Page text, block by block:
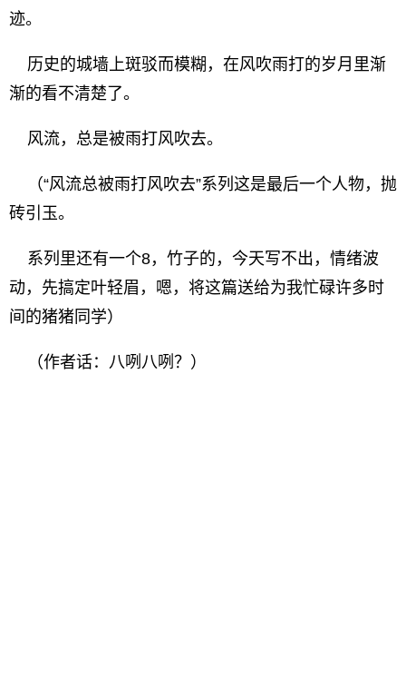
迹。
历史的城墙上斑驳而模糊，在风吹雨打的岁月里渐
渐的看不清楚了。
风流，总是被雨打风吹去。
（“风流总被雨打风吹去”系列这是最后一个人物，抛
砖引玉。
系列里还有一个8，竹子的，今天写不出，情绪波
动，先搞定叶轻眉，嗯，将这篇送给为我忙碌许多时
间的猪猪同学）
（作者话：八咧八咧？）